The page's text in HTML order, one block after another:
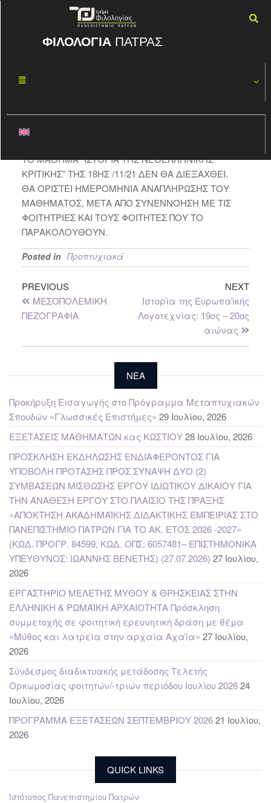
ΦΙΛΟΛΟΓΙΑ ΠΑΤΡΑΣ
18
Σ ΚΡΙΤΙΚΗΣ
ΦΏΤΗΣ ΚΑΣΠΊΡΗΣ
ΤΟ ΜΑΘΗΜΑ “ΙΣΤΟΡΙΑ ΤΗΣ ΝΕΟΕΛΛΗΝΙΚΗΣ
ΚΡΙΤΙΚΗΣ” ΤΗΣ 18ΗΣ /11/21 ΔΕΝ ΘΑ ΔΙΕΞΑΧΘΕΙ.
ΘΑ ΟΡΙΣΤΕΙ ΗΜΕΡΟΜΗΝΙΑ ΑΝΑΠΛΗΡΩΣΗΣ ΤΟΥ
ΜΑΘΗΜΑΤΟΣ, ΜΕΤΑ ΑΠΟ ΣΥΝΕΝΝΟΗΣΗ ΜΕ ΤΙΣ
ΦΟΙΤΗΤΡΙΕΣ ΚΑΙ ΤΟΥΣ ΦΟΙΤΗΤΕΣ ΠΟΥ ΤΟ
ΠΑΡΑΚΟΛΟΥΘΟΥΝ.
Posted in Προπτυχιακά
PREVIOUS
ΜΕΣΟΠΟΛΕΜΙΚΗ
ΠΕΖΟΓΡΑΦΙΑ
NEXT
Ιστορία της Ευρωπαϊκής
Λογοτεχνίας: 19ος – 20ος
αιώνας
NEA
Προκήρυξη Εισαγωγής στο Πρόγραμμα Μεταπτυχιακών
Σπουδών «Γλωσσικές Επιστήμες» 29 Ιουλίου, 2026
ΕΞΕΤΑΣΕΙΣ ΜΑΘΗΜΑΤΩΝ κας ΚΩΣΤΙΟΥ28 Ιουλίου, 2026
ΠΡΟΣΚΛΗΣΗ ΕΚΔΗΛΩΣΗΣ ΕΝΔΙΑΦΕΡΟΝΤΟΣ ΓΙΑ
ΥΠΟΒΟΛΗ ΠΡΟΤΑΣΗΣ ΠΡΟΣ ΣΥΝΑΨΗ ΔΥΟ (2)
ΣΥΜΒΑΣΕΩΝ ΜΙΣΘΩΣΗΣ ΕΡΓΟΥ ΙΔΙΩΤΙΚΟΥ ΔΙΚΑΙΟΥ ΓΙΑ
ΤΗΝ ΑΝΑΘΕΣΗ ΕΡΓΟΥ ΣΤΟ ΠΛΑΙΣΙΟ ΤΗΣ ΠΡΑΞΗΣ
«ΑΠΟΚΤΗΣΗ ΑΚΑΔΗΜΑΪΚΗΣ ΔΙΔΑΚΤΙΚΗΣ ΕΜΠΕΙΡΙΑΣ ΣΤΟ
ΠΑΝΕΠΙΣΤΗΜΙΟ ΠΑΤΡΩΝ ΓΙΑ ΤΟ ΑΚ. ΕΤΟΣ 2026 -2027»
(ΚΩΔ. ΠΡΟΓΡ. 84599, ΚΩΔ. ΟΠΣ: 6057481– ΕΠΙΣΤΗΜΟΝΙΚΑ
ΥΠΕΥΘΥΝΟΣ: ΙΩΑΝΝΗΣ ΒΕΝΕΤΗΣ) (27.07.2026) 27 Ιουλίου,
2026
ΕΡΓΑΣΤΗΡΙΟ ΜΕΛΕΤΗΣ ΜΥΘΟΥ & ΘΡΗΣΚΕΙΑΣ ΣΤΗΝ
ΕΛΛΗΝΙΚΗ & ΡΩΜΑΪΚΗ ΑΡΧΑΙΟΤΗΤΑ Πρόσκληση
συμμετοχής σε φοιτητική ερευνητική δράση με θέμα
«Μύθος και λατρεία στην αρχαία Αχαΐα» 27 Ιουλίου,
2026
Σύνδεσμος διαδικτυακής μετάδοσης Τελετής
Ορκωμοσίας φοιτητών/-τριών περιόδου Ιουλίου 202624
Ιουλίου, 2026
ΠΡΟΓΡΑΜΜΑ ΕΞΕΤΑΣΕΩΝ ΣΕΠΤΕΜΒΡΙΟΥ 202621 Ιουλίου,
2026
QUICK LINKS
Ιστότοπος Πανεπιστημίου Πατρών